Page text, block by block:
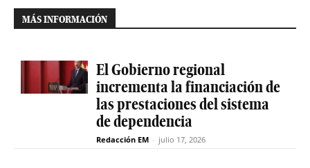
MÁS INFORMACIÓN
El Gobierno regional
incrementa la financiación de
las prestaciones del sistema
de dependencia
Redacción EM - julio 17, 2026